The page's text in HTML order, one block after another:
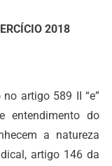
2018
artigo 589 II “e”
entendimento do
a natureza
artigo 146 da